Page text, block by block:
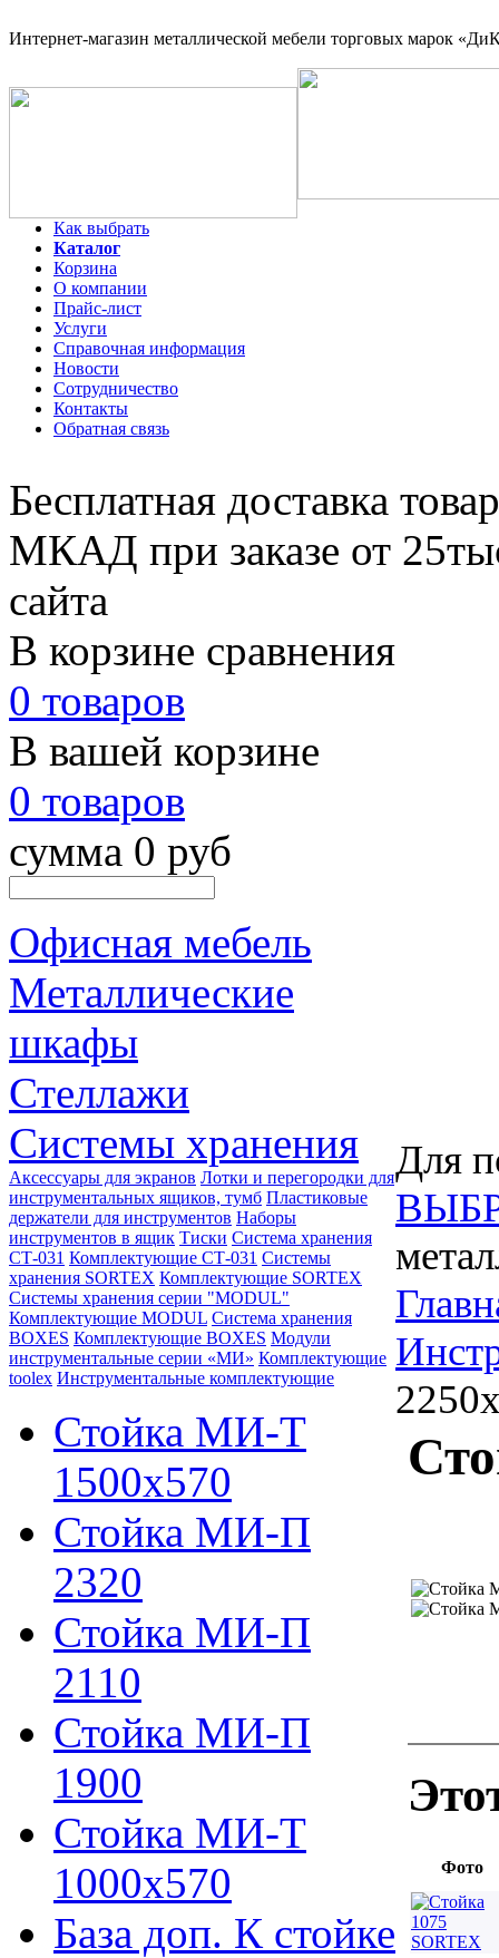
Интернет-магазин металлической мебели торговых марок
Как выбрать
Каталог
Корзина
О компании
Прайс-лист
Услуги
Справочная информация
Новости
Сотрудничество
Контакты
Обратная связь
Бесплатная доставка
МКАД при заказе от
сайта
В корзине сравнения
0 товаров
В вашей корзине
0 товаров
сумма 0 руб
Офисная мебель
Металлические
шкафы
Стеллажи
Системы хранения
Аксессуары для экранов Лотки и перегородки для
инструментальных ящиков, тумб Пластиковые
держатели для инструментов Наборы
инструментов в ящик Тиски Система хранения
СТ-031 Комплектующие СТ-031 Системы
хранения SORTEX Комплектующие SORTEX
Системы хранения серии "MODUL"
Комплектующие MODUL Система хранения
BOXES Комплектующие BOXES Модули
инструментальные серии «МИ» Комплектующие
toolex Инструментальные комплектующие
Стойка МИ-Т
1500х570
Стойка МИ-П
2320
Стойка МИ-П
2110
Стойка МИ-П
1900
Стойка МИ-Т
1000х570
База доп. К стойке
Для
Фото